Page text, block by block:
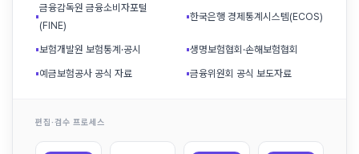
▪
금융감독원 금융소비자포털
(FINE)
▪한국은행 경제통계시스템(ECOS)
▪보험개발원 보험통계·공시 ▪생명보험협회·손해보험협회
▪예금보험공사 공식 자료 ▪금융위원회 공식 보도자료
편집·검수 프로세스